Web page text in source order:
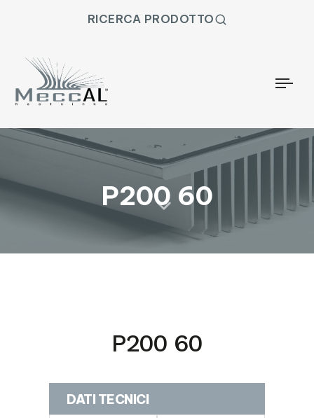
RICERCA PRODOTTO
P200 60
P200 60
DATI TECNICI